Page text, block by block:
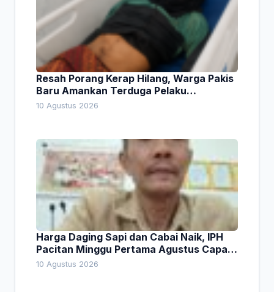
Resah Porang Kerap Hilang, Warga Pakis
Baru Amankan Terduga Pelaku
Pencurian
10 Agustus 2026
Harga Daging Sapi dan Cabai Naik, IPH
Pacitan Minggu Pertama Agustus Capai
1,66 Persen. Ini Penjelasan Kabag Ayub
10 Agustus 2026